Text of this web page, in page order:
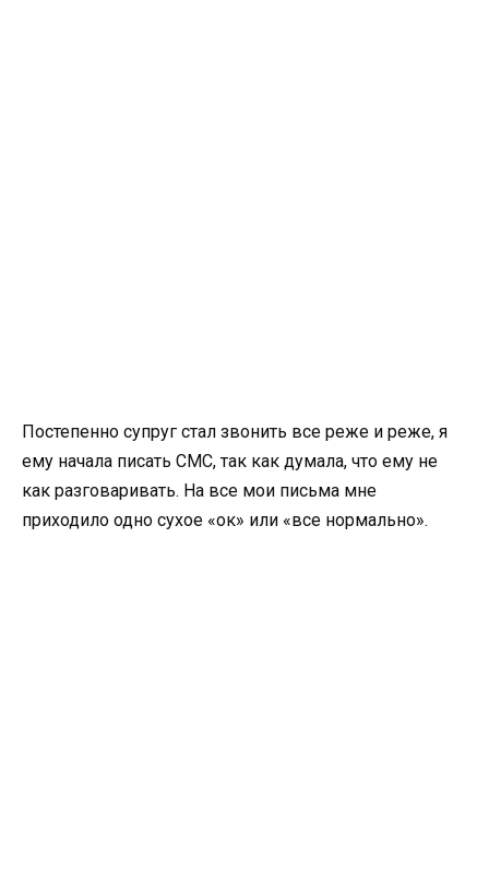
Постепенно супруг стал звонить все реже и реже, я
ему начала писать СМС, так как думала, что ему не
как разговаривать. На все мои письма мне
приходило одно сухое «ок» или «все нормально».